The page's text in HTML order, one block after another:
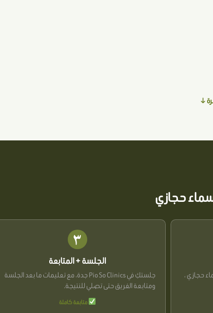
↓
حجازي
حجازي ،
٣
الجلسة + المتابعة
جلستكِ في Pio So Clinics جدة، مع تعليمات ما بعد الجلسة
ومتابعة الفريق حتى تصلي للنتيجة.
متابعة كاملة